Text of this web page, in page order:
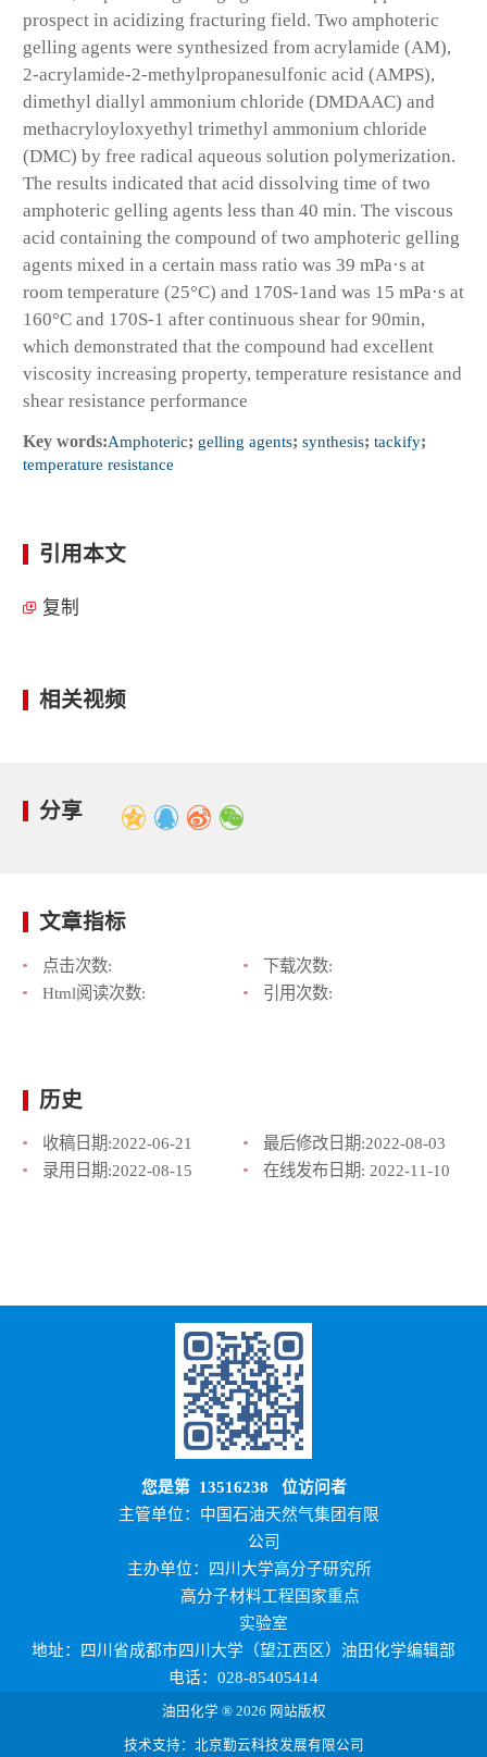
prospect in acidizing fracturing field. Two amphoteric
gelling agents were synthesized from acrylamide (AM),
2-acrylamide-2-methylpropanesulfonic acid (AMPS),
dimethyl diallyl ammonium chloride (DMDAAC) and
methacryloyloxyethyl trimethyl ammonium chloride
(DMC) by free radical aqueous solution polymerization.
The results indicated that acid dissolving time of two
amphoteric gelling agents less than 40 min. The viscous
acid containing the compound of two amphoteric gelling
agents mixed in a certain mass ratio was 39 mPa·s at
room temperature (25°C) and 170S-1and was 15 mPa·s at
160°C and 170S-1 after continuous shear for 90min,
which demonstrated that the compound had excellent
viscosity increasing property, temperature resistance and
shear resistance performance
Key words:Amphoteric; gelling agents; synthesis; tackify;
temperature resistance
引用本文
复制
相关视频
分享
文章指标
点击次数:
下载次数:
Html阅读次数:
引用次数:
历史
收稿日期:2022-06-21 最后修改日期:2022-08-03
录用日期:2022-08-15 在线发布日期: 2022-11-10
您是第 13516238 位访问者
主管单位：中国石油天然气集团有限
公司
主办单位：四川大学高分子研究所
高分子材料工程国家重点
实验室
地址：四川省成都市四川大学（望江西区）油田化学编辑部
电话：028-85405414
油田化学 ® 2026 网站版权
技术支持：北京勤云科技发展有限公司